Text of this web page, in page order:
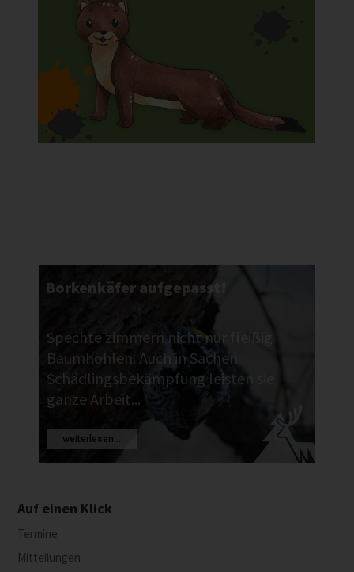
Borkenkäfer aufgepasst!
Spechte zimmern nicht nur fleißig
Baumhöhlen. Auch in Sachen
Schädlingsbekämpfung leisten sie
ganze Arbeit...
weiterlesen...
Auf einen Klick
Termine
Mitteilungen